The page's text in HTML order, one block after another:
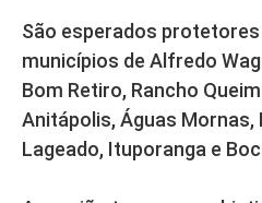
São esperados
municípios de Alfredo
Bom Retiro, Rancho
Anitápolis, Águas Mornas,
Lageado, Ituporanga e